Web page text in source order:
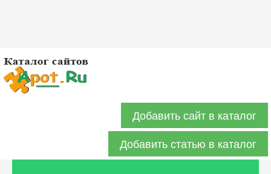
Добавить сайт в каталог
Добавить статью в каталог